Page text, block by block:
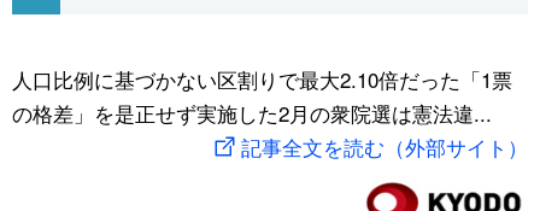
文化
動画/Live
スポーツ・東京2020
人口比例に基づかない区割りで最大2.10倍だった「1票
の格差」を是正せず実施した2月の衆院選は憲法違...
記事全文を読む（外部サイト）